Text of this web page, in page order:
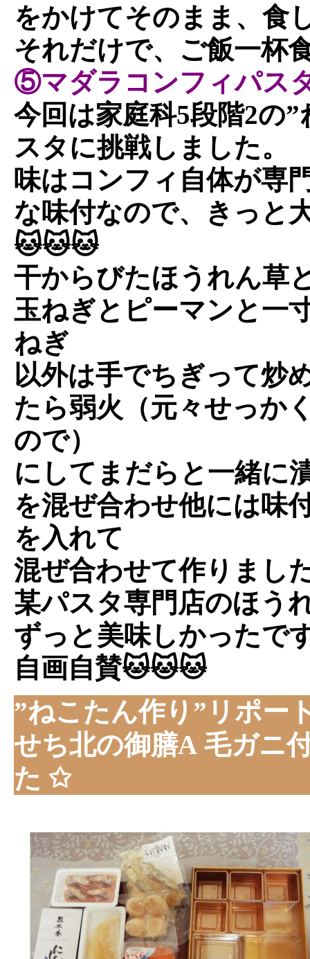
をかけてそのまま、食
それだけで、ご飯一杯
⑤マダラコンフィパス
今回は家庭科5段階2の
スタに挑戦しました。
味はコンフィ自体が専
な味付なので、きっと
🐱🐱🐱
干からびたほうれん草
玉ねぎとピーマンと一
ねぎ
以外は手でちぎって炒
たら弱火（元々せっか
ので）
にしてまだらと一緒に
を混ぜ合わせ他には味
を入れて
混ぜ合わせて作りまし
某パスタ専門店のほう
ずっと美味しかったで
自画自賛🐱🐱🐱
”ねこたん作り”リポー
せち北の御膳A 毛ガニ
た ✩